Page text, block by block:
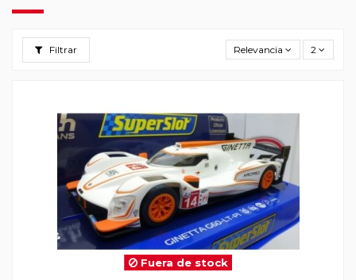
Filtrar Relevancia 2
Fuera de stock